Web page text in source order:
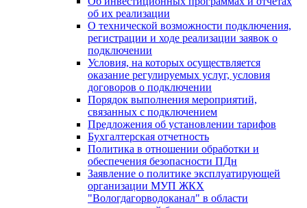
об их реализации
О технической возможности подключения,
регистрации и ходе реализации заявок о
подключении
Условия, на которых осуществляется
оказание регулируемых услуг, условия
договоров о подключении
Порядок выполнения мероприятий,
связанных с подключением
Предложения об установлении тарифов
Бухгалтерская отчетность
Политика в отношении обработки и
обеспечения безопасности ПДн
Заявление о политике эксплуатирующей
организации МУП ЖКХ
"Вологдагорводоканал" в области